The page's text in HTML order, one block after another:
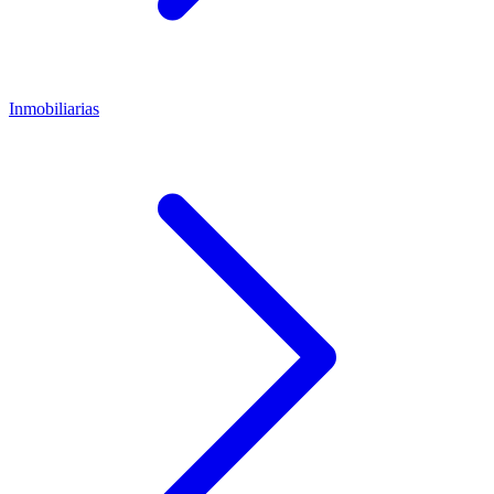
Inmobiliarias